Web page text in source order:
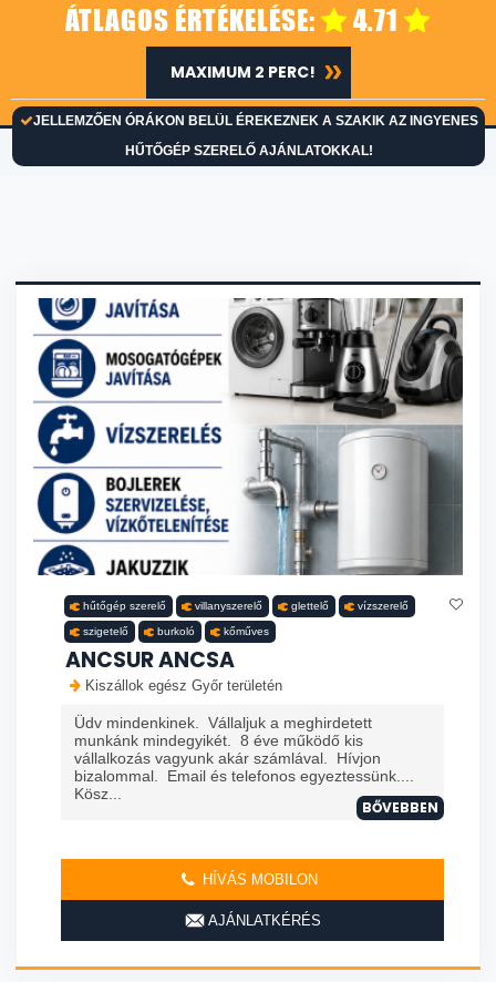
ÁTLAGOS ÉRTÉKELÉSE:
4.71
JELLEMZŐEN ÓRÁKON BELÜL ÉREKEZNEK A SZAKIK AZ INGYENES
HŰTŐGÉP SZERELŐ AJÁNLATOKKAL!
MAXIMUM 2 PERC!
hűtőgép szerelő villanyszerelő glettelő vízszerelő
szigetelő burkoló kőműves
ANCSUR ANCSA
Kiszállok egész Győr területén
Üdv mindenkinek. Vállaljuk a meghirdetett
munkánk mindegyikét. 8 éve működő kis
vállalkozás vagyunk akár számlával. Hívjon
bizalommal. Email és telefonos egyeztessünk....
Kösz...
BŐVEBBEN
HÍVÁS MOBILON
AJÁNLATKÉRÉS